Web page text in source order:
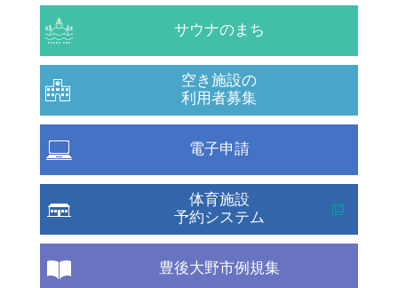
サウナのまち
空き施設の
利用者募集
電子申請
体育施設
予約システム
豊後大野市例規集